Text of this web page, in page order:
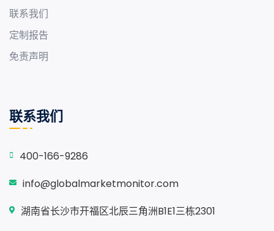
联系我们
定制报告
免责声明
联系我们
400-166-9286
info@globalmarketmonitor.com
湖南省长沙市开福区北辰三角洲B1E1三栋2301